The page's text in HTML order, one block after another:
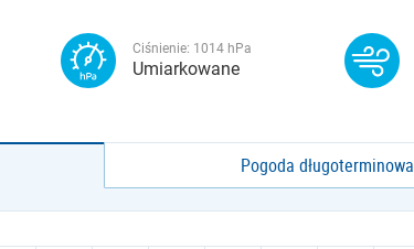
Ciśnienie: 1014 hPa
Umiarkowane
Pogoda długoterminowa